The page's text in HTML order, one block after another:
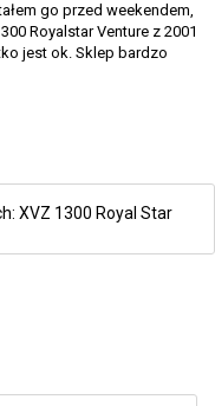
go przed weekendem,
Royalstar Venture z 2001
jest ok. Sklep bardzo
XVZ 1300 Royal Star